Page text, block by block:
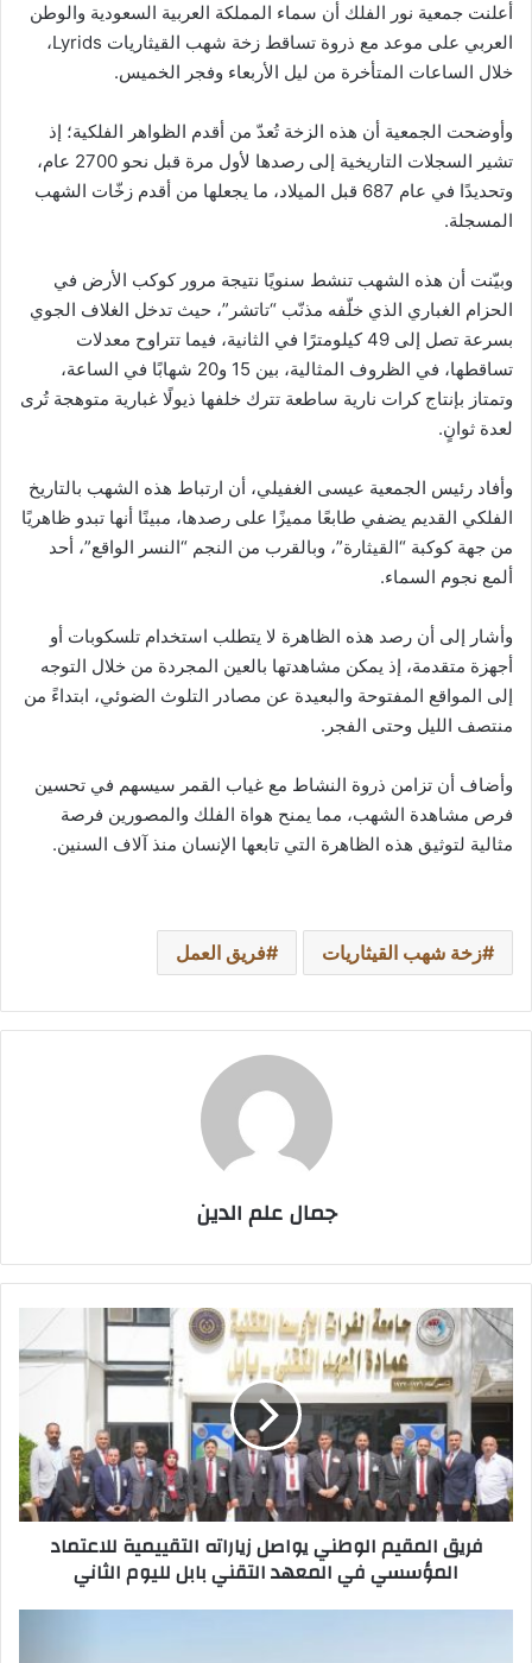
أعلنت جمعية نور الفلك أن سماء المملكة العربية السعودية والوطن
العربي على موعد مع ذروة تساقط زخة شهب القيثاريات Lyrids،
خلال الساعات المتأخرة من ليل الأربعاء وفجر الخميس.
وأوضحت الجمعية أن هذه الزخة تُعدّ من أقدم الظواهر الفلكية؛ إذ
تشير السجلات التاريخية إلى رصدها لأول مرة قبل نحو 2700 عام،
وتحديدًا في عام 687 قبل الميلاد، ما يجعلها من أقدم زخّات الشهب
المسجلة.
وبيّنت أن هذه الشهب تنشط سنويًا نتيجة مرور كوكب الأرض في
الحزام الغباري الذي خلّفه مذنّب “تاتشر”، حيث تدخل الغلاف الجوي
بسرعة تصل إلى 49 كيلومترًا في الثانية، فيما تتراوح معدلات
تساقطها، في الظروف المثالية، بين 15 و20 شهابًا في الساعة،
وتمتاز بإنتاج كرات نارية ساطعة تترك خلفها ذيولًا غبارية متوهجة تُرى
لعدة ثوانٍ.
وأفاد رئيس الجمعية عيسى الغفيلي، أن ارتباط هذه الشهب بالتاريخ
الفلكي القديم يضفي طابعًا مميزًا على رصدها، مبينًا أنها تبدو ظاهريًا
من جهة كوكبة “القيثارة”، وبالقرب من النجم “النسر الواقع”، أحد
ألمع نجوم السماء.
وأشار إلى أن رصد هذه الظاهرة لا يتطلب استخدام تلسكوبات أو
أجهزة متقدمة، إذ يمكن مشاهدتها بالعين المجردة من خلال التوجه
إلى المواقع المفتوحة والبعيدة عن مصادر التلوث الضوئي، ابتداءً من
منتصف الليل وحتى الفجر.
وأضاف أن تزامن ذروة النشاط مع غياب القمر سيسهم في تحسين
فرص مشاهدة الشهب، مما يمنح هواة الفلك والمصورين فرصة
مثالية لتوثيق هذه الظاهرة التي تابعها الإنسان منذ آلاف السنين.
زخة شهب القيثاريات فريق العمل
جمال علم الدين
فريق
المقيم
الوطني
يواصل
زياراته
التقييمية
للاعتماد
المؤسسي
في
المعهدفريق المقيم الوطني يواصل زياراته التقييمية للاعتماد
المؤسسي في المعهد التقني بابل لليوم الثاني